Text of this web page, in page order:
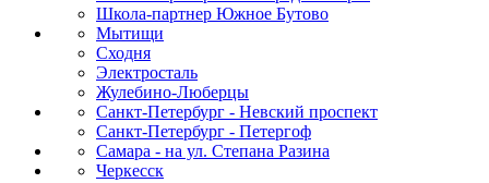
Школа-партнер Южное Бутово
Мытищи
Сходня
Электросталь
Жулебино-Люберцы
Санкт-Петербург - Невский проспект
Санкт-Петербург - Петергоф
Самара - на ул. Степана Разина
Черкесск